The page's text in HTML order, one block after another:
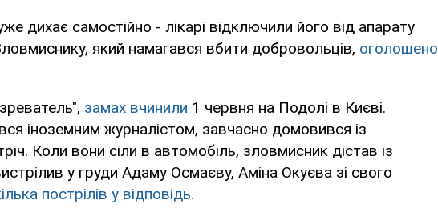
дихає самостійно - лікарі відключили його від апарату
який намагався вбити добровольців, оголошено
замах вчинили 1 червня на Подолі в Києві.
іноземним журналістом, завчасно домовився із
Коли вони сіли в автомобіль, зловмисник дістав із
у груди Адаму Осмаєву, Аміна Окуєва зі свого
пострілів у відповідь.